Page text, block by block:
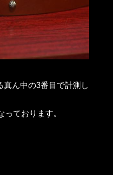
真ん中の3番目で計測し
ております。